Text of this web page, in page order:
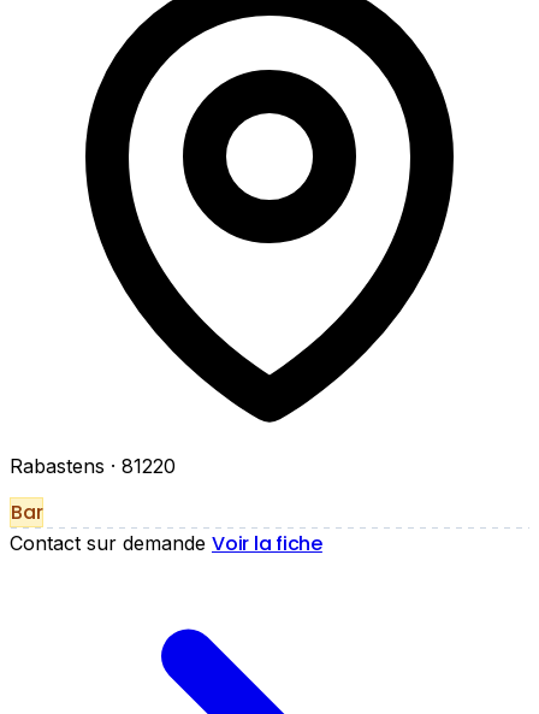
Rabastens · 81220
Bar
Contact sur demande Voir la fiche